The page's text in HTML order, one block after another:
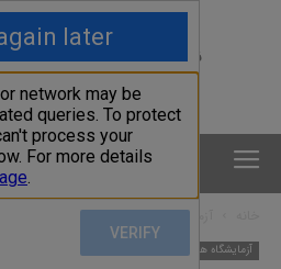
نخستین سایت جامع صنایع
آزمایشگاه همکار
آزمایشگاه همکار